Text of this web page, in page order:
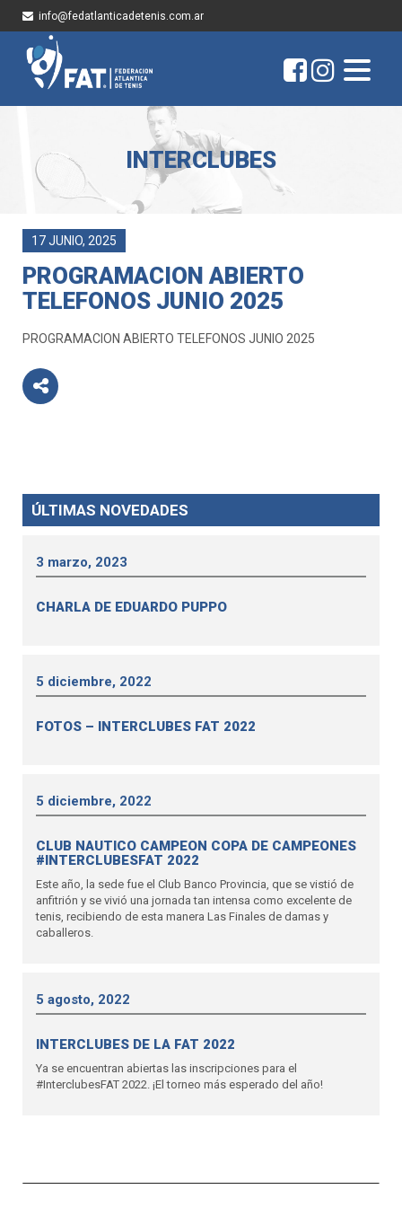
info@fedatlanticadetenis.com.ar
INTERCLUBES
17 JUNIO, 2025
PROGRAMACION ABIERTO
TELEFONOS JUNIO 2025
PROGRAMACION ABIERTO TELEFONOS JUNIO 2025
ÚLTIMAS NOVEDADES
3 marzo, 2023
CHARLA DE EDUARDO PUPPO
5 diciembre, 2022
FOTOS – INTERCLUBES FAT 2022
5 diciembre, 2022
CLUB NAUTICO CAMPEON COPA DE CAMPEONES
#INTERCLUBESFAT 2022
Este año, la sede fue el Club Banco Provincia, que se vistió de
anfitrión y se vivió una jornada tan intensa como excelente de
tenis, recibiendo de esta manera Las Finales de damas y
caballeros.
5 agosto, 2022
INTERCLUBES DE LA FAT 2022
Ya se encuentran abiertas las inscripciones para el
#InterclubesFAT 2022. ¡El torneo más esperado del año!